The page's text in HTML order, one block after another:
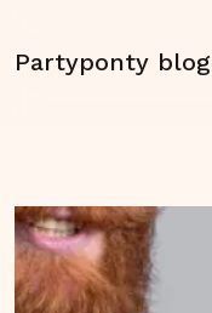
Partyponty blog